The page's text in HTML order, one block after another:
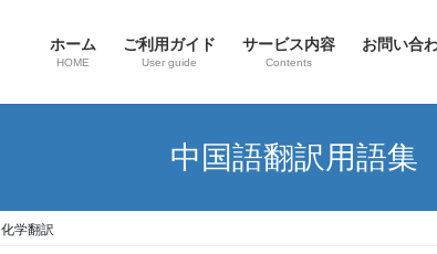
ホーム
HOME
ご利用ガイド
User guide
サービス内容
Contents
お問い合
中国語翻訳用語集
化学翻訳